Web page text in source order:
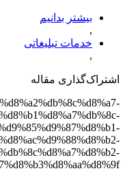
بیشتر بدانیم
,
خدمات تبلیغاتی
,
اشتراک‌گذاری مقاله